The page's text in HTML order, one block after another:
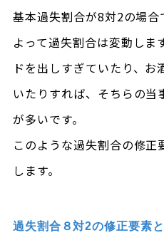
基本過失割合が8対2の場
よって過失割合は変動しま
ドを出しすぎていたり、お
いたりすれば、そちらの当
が多いです。
このような過失割合の修
します。
過失割合８対2の修正要素